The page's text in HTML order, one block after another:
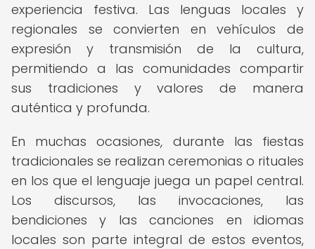
experiencia festiva. Las lenguas locales y
regionales se convierten en vehículos de
expresión y transmisión de la cultura,
permitiendo a las comunidades compartir
sus tradiciones y valores de manera
auténtica y profunda.
En muchas ocasiones, durante las fiestas
tradicionales se realizan ceremonias o rituales
en los que el lenguaje juega un papel central.
Los discursos, las invocaciones, las
bendiciones y las canciones en idiomas
locales son parte integral de estos eventos,